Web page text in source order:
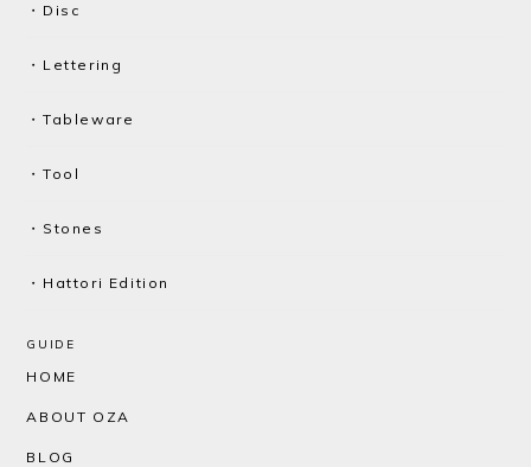
・Disc
・Lettering
・Tableware
・Tool
・Stones
・Hattori Edition
GUIDE
HOME
ABOUT OZA
BLOG